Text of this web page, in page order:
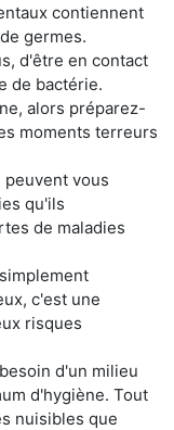
contiennent
germes.
d'être en contact
de bactérie.
alors préparez-
moments terreurs
peuvent vous
qu'ils
de maladies
c'est une
risques
d'un milieu
d'hygiène. Tout
nuisibles que